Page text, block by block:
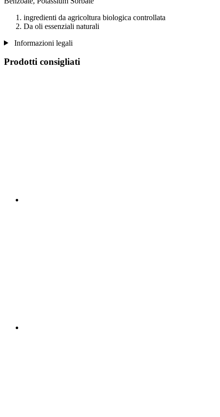
ingredienti da agricoltura biologica controllata
Da oli essenziali naturali
Informazioni legali
Prodotti consigliati